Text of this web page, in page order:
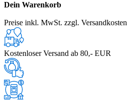
Dein Warenkorb
Preise inkl. MwSt. zzgl. Versandkosten
Kostenloser Versand ab 80,- EUR